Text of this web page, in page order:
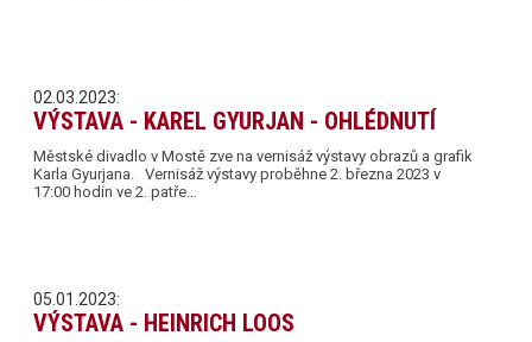
02.03.2023:
VÝSTAVA - KAREL GYURJAN - OHLÉDNUTÍ
Městské divadlo v Mostě zve na vernisáž výstavy obrazů a grafik
Karla Gyurjana. Vernisáž výstavy proběhne 2. března 2023 v
17:00 hodin ve 2. patře…
05.01.2023:
VÝSTAVA - HEINRICH LOOS